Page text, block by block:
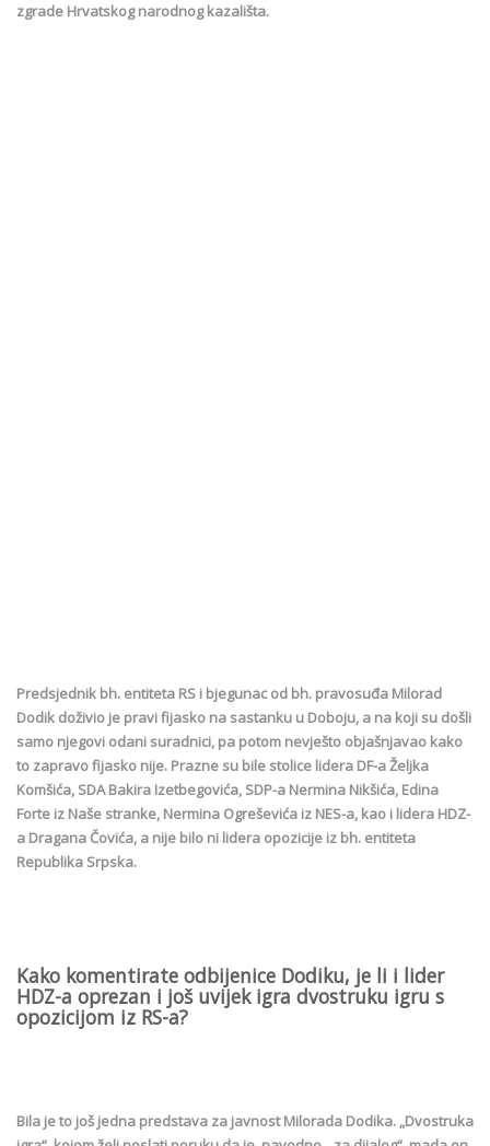
zgrade Hrvatskog narodnog kazališta.
Predsjednik bh. entiteta RS i bjegunac od bh. pravosuđa Milorad
Dodik doživio je pravi fijasko na sastanku u Doboju, a na koji su došli
samo njegovi odani suradnici, pa potom nevješto objašnjavao kako
to zapravo fijasko nije. Prazne su bile stolice lidera DF-a Željka
Komšića, SDA Bakira Izetbegovića, SDP-a Nermina Nikšića, Edina
Forte iz Naše stranke, Nermina Ogreševića iz NES-a, kao i lidera HDZ-
a Dragana Čovića, a nije bilo ni lidera opozicije iz bh. entiteta
Republika Srpska.
Kako komentirate odbijenice Dodiku, je li i lider
HDZ-a oprezan i još uvijek igra dvostruku igru s
opozicijom iz RS-a?
Bila je to još jedna predstava za javnost Milorada Dodika. „Dvostruka